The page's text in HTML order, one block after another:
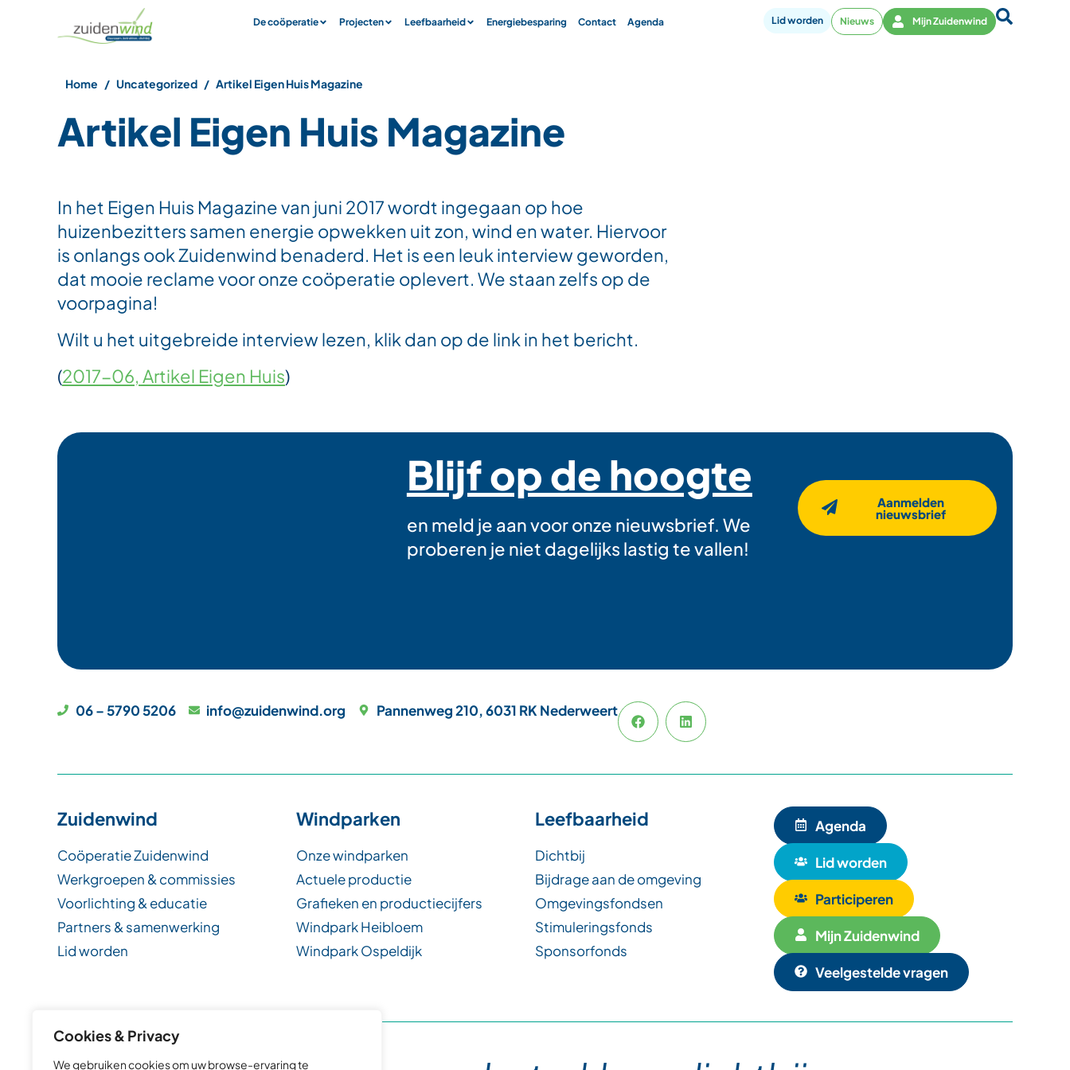
Cookies & Privacy
We gebruiken cookies om uw browse-ervaring te
De coöperatie Projecten Leefbaarheid Energiebesparing Contact Agenda Lid worden Nieuws Mijn Zuidenwind
Home Uncategorized Artikel Eigen Huis Magazine
Artikel Eigen Huis Magazine
In het Eigen Huis Magazine van juni 2017 wordt ingegaan op hoe
huizenbezitters samen energie opwekken uit zon, wind en water. Hiervoor
is onlangs ook Zuidenwind benaderd. Het is een leuk interview geworden,
dat mooie reclame voor onze coöperatie oplevert. We staan zelfs op de
voorpagina!
Wilt u het uitgebreide interview lezen, klik dan op de link in het bericht.
(2017-06, Artikel Eigen Huis)
Blijf op de hoogte
en meld je aan voor onze nieuwsbrief. We
proberen je niet dagelijks lastig te vallen!
Aanmelden
nieuwsbrief
06 – 5790 5206 info@zuidenwind.org Pannenweg 210, 6031 RK Nederweert
Zuidenwind
Coöperatie Zuidenwind
Werkgroepen & commissies
Voorlichting & educatie
Partners & samenwerking
Lid worden
Windparken
Onze windparken
Actuele productie
Grafieken en productiecijfers
Windpark Heibloem
Windpark Ospeldijk
Leefbaarheid
Dichtbij
Bijdrage aan de omgeving
Omgevingsfondsen
Stimuleringsfonds
Sponsorfonds
Agenda
Lid worden
Participeren
Mijn Zuidenwind
Veelgestelde vragen